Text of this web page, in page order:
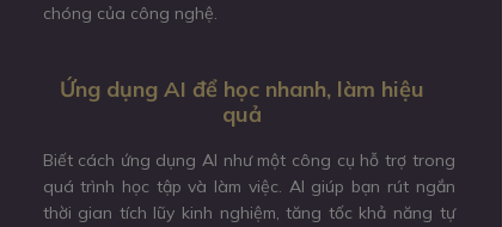
Ứng dụng AI để học nhanh, làm hiệu
quả
Biết cách ứng dụng AI như một công cụ hỗ trợ trong
quá trình học tập và làm việc. AI giúp bạn rút ngắn
thời gian tích lũy kinh nghiệm, tăng tốc khả năng tự
chóng của công nghệ.